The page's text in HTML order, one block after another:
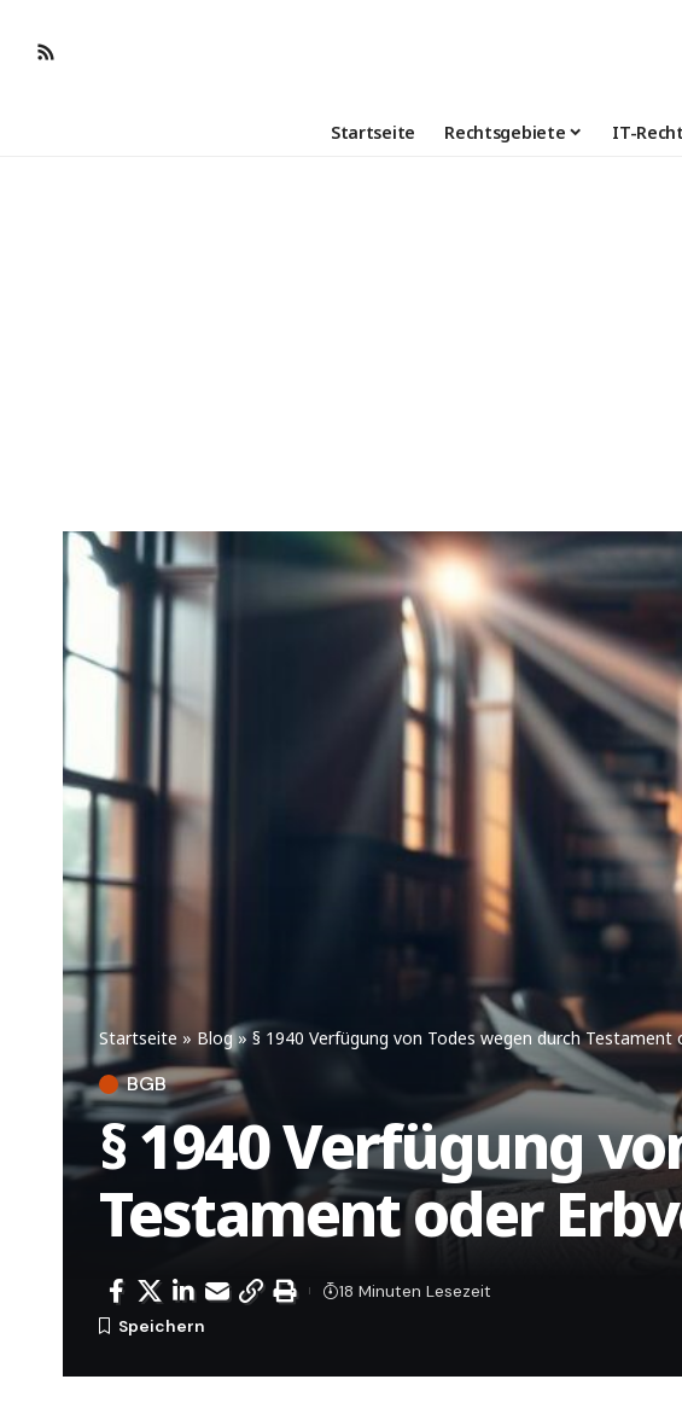
Startseite Rechtsgebiete IT-Recht
Startseite » Blog»§ 1940 Verfügung von Todes wegen durch Testament
BGB
§ 1940 Verfügung
Testament oder
18 Minuten Lesezeit